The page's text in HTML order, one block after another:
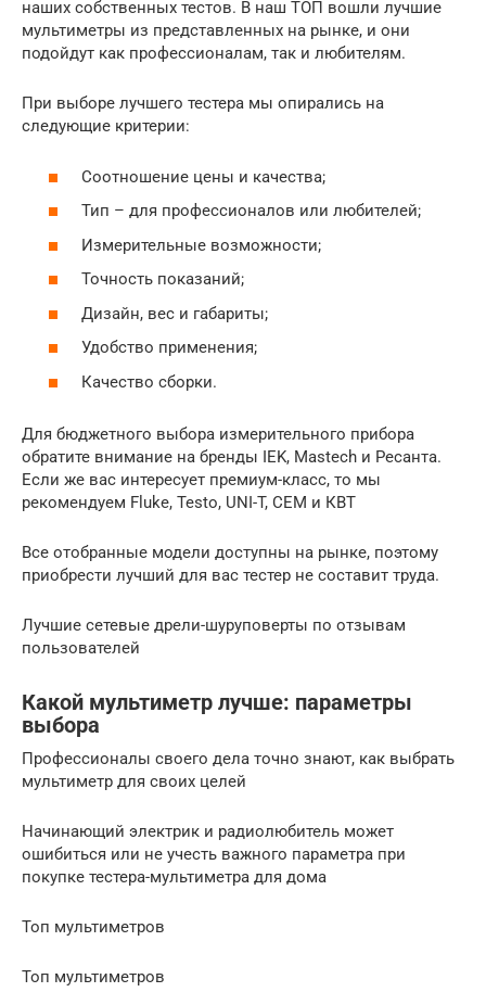
наших собственных тестов. В наш ТОП вошли лучшие
мультиметры из представленных на рынке, и они
подойдут как профессионалам, так и любителям.
При выборе лучшего тестера мы опирались на
следующие критерии:
Соотношение цены и качества;
Тип – для профессионалов или любителей;
Измерительные возможности;
Точность показаний;
Дизайн, вес и габариты;
Удобство применения;
Качество сборки.
Для бюджетного выбора измерительного прибора
обратите внимание на бренды IEK, Mastech и Ресанта.
Если же вас интересует премиум-класс, то мы
рекомендуем Fluke, Testo, UNI-T, CEM и КВТ
Все отобранные модели доступны на рынке, поэтому
приобрести лучший для вас тестер не составит труда.
Лучшие сетевые дрели-шуруповерты по отзывам
пользователей
Какой мультиметр лучше: параметры
выбора
Профессионалы своего дела точно знают, как выбрать
мультиметр для своих целей
Начинающий электрик и радиолюбитель может
ошибиться или не учесть важного параметра при
покупке тестера-мультиметра для дома
Топ мультиметров
Топ мультиметров